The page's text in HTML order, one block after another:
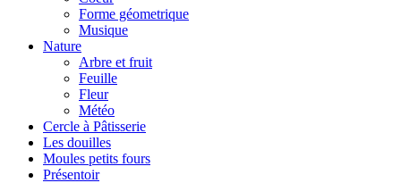
Forme géometrique
Musique
Nature
Arbre et fruit
Feuille
Fleur
Météo
Cercle à Pâtisserie
Les douilles
Moules petits fours
Présentoir